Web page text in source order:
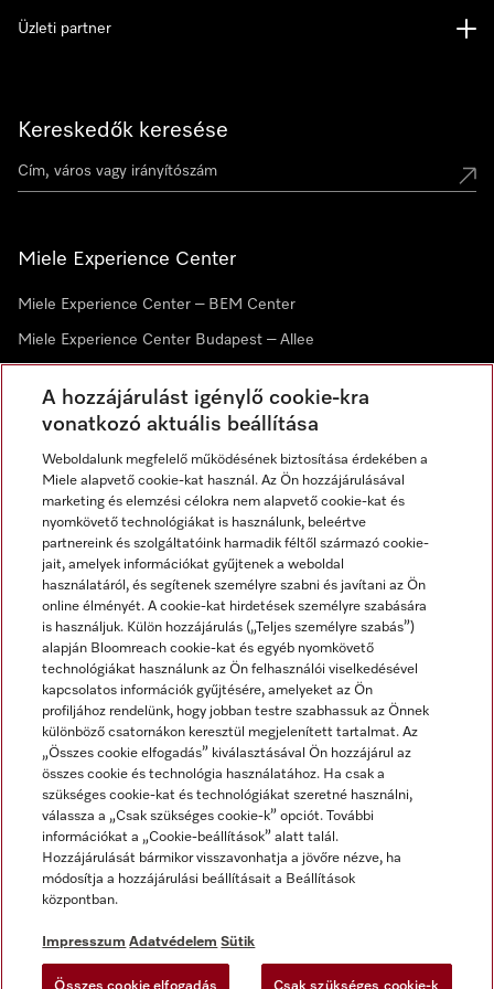
Kereskedők keresése
Miele Experience Center
Miele Experience Center – BEM Center
Miele Experience Center Budapest – Allee
Hírlevél
Üzleti partner
Impresszum
ÁSZF
Adatvédelem
Felhasználási feltételek
Akadálymentességi Nyilatkozat
Digitális Szolgáltatásokról szóló törvény
Miele a YouTube-on
Miele a Facebookon
Miele az Instagramon
A hozzájárulást igénylő cookie-kra
vonatkozó aktuális beállítása
Weboldalunk megfelelő működésének biztosítása érdekében a
Miele alapvető cookie-kat használ. Az Ön hozzájárulásával
marketing és elemzési célokra nem alapvető cookie-kat és
nyomkövető technológiákat is használunk, beleértve
partnereink és szolgáltatóink harmadik féltől származó cookie-
jait, amelyek információkat gyűjtenek a weboldal
használatáról, és segítenek személyre szabni és javítani az Ön
online élményét. A cookie-kat hirdetések személyre szabására
is használjuk. Külön hozzájárulás („Teljes személyre szabás”)
alapján Bloomreach cookie-kat és egyéb nyomkövető
technológiákat használunk az Ön felhasználói viselkedésével
kapcsolatos információk gyűjtésére, amelyeket az Ön
profiljához rendelünk, hogy jobban testre szabhassuk az Önnek
különböző csatornákon keresztül megjelenített tartalmat. Az
„Összes cookie elfogadás” kiválasztásával Ön hozzájárul az
összes cookie és technológia használatához. Ha csak a
szükséges cookie-kat és technológiákat szeretné használni,
válassza a „Csak szükséges cookie-k” opciót. További
információkat a „Cookie-beállítások” alatt talál.
Hozzájárulását bármikor visszavonhatja a jövőre nézve, ha
módosítja a hozzájárulási beállításait a Beállítások
központban.
Impresszum Adatvédelem Sütik